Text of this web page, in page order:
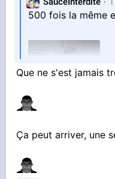
500 fois la même
Que ne s'est jamais
Ça peut arriver, une